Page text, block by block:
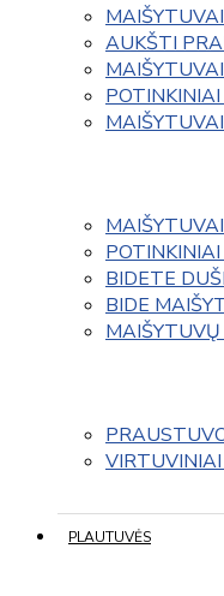
AUKŠTI
BIDETE
BIDE
PLAUTUVĖS